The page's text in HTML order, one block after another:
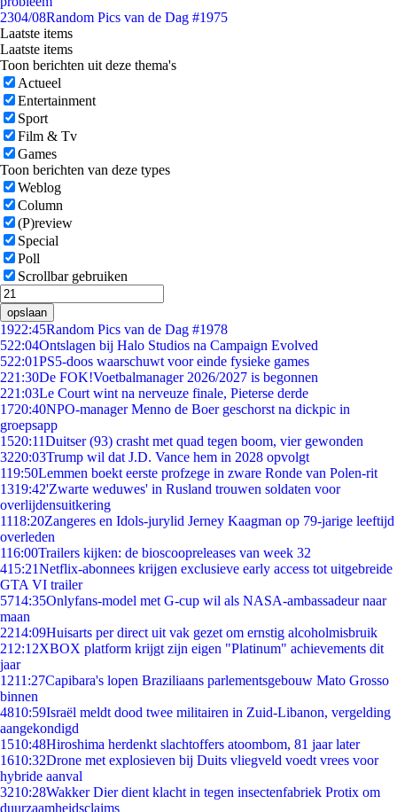
2304/08Random Pics van de Dag #1975
Laatste items
Laatste items
Toon berichten uit deze thema's
Actueel
Entertainment
Sport
Film & Tv
Games
Toon berichten van deze types
Weblog
Column
(P)review
Special
Poll
Scrollbar gebruiken
opslaan
1922:45Random Pics van de Dag #1978
522:04Ontslagen bij Halo Studios na Campaign Evolved
522:01PS5-doos waarschuwt voor einde fysieke games
221:30De FOK!Voetbalmanager 2026/2027 is begonnen
221:03Le Court wint na nerveuze finale, Pieterse derde
1720:40NPO-manager Menno de Boer geschorst na dickpic in
groepsapp
1520:11Duitser (93) crasht met quad tegen boom, vier gewonden
3220:03Trump wil dat J.D. Vance hem in 2028 opvolgt
119:50Lemmen boekt eerste profzege in zware Ronde van Polen-rit
1319:42'Zwarte weduwes' in Rusland trouwen soldaten voor
overlijdensuitkering
1118:20Zangeres en Idols-jurylid Jerney Kaagman op 79-jarige leeftijd
overleden
116:00Trailers kijken: de bioscoopreleases van week 32
415:21Netflix-abonnees krijgen exclusieve early access tot uitgebreide
GTA VI trailer
5714:35Onlyfans-model met G-cup wil als NASA-ambassadeur naar
maan
2214:09Huisarts per direct uit vak gezet om ernstig alcoholmisbruik
212:12XBOX platform krijgt zijn eigen "Platinum" achievements dit
jaar
1211:27Capibara's lopen Braziliaans parlementsgebouw Mato Grosso
binnen
4810:59Israël meldt dood twee militairen in Zuid-Libanon, vergelding
aangekondigd
1510:48Hiroshima herdenkt slachtoffers atoombom, 81 jaar later
1610:32Drone met explosieven bij Duits vliegveld voedt vrees voor
hybride aanval
3210:28Wakker Dier dient klacht in tegen insectenfabriek Protix om
duurzaamheidsclaims